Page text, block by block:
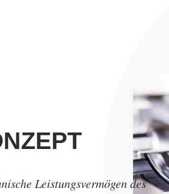
Leistungsvermögen des